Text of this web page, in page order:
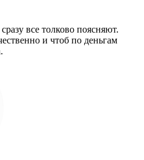
все толково поясняют.
и чтоб по деньгам